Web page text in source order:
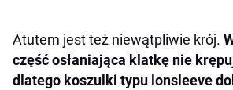
Atutem jest też niewątpliwie krój.
część osłaniająca klatkę nie
dlatego koszulki typu lonsleeve